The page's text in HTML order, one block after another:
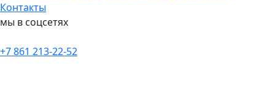
Контакты
мы в соцсетях
+7 861 213-22-52